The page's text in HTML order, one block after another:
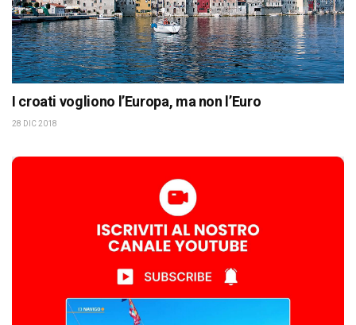
I croati vogliono l’Europa, ma non l’Euro
28 DIC 2018